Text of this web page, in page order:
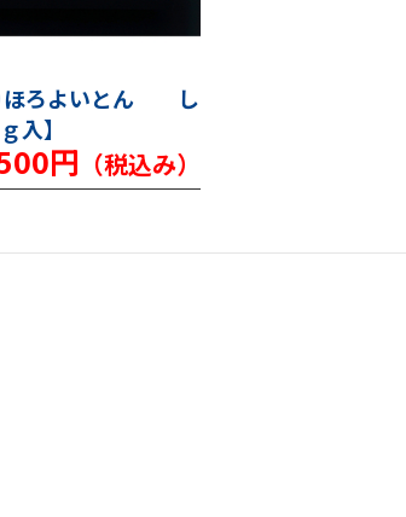
ほろよいとん し
入】
円 （税込み）